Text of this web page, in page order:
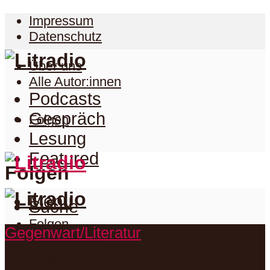
Impressum
Datenschutz
Über uns
Alle Autor:innen
Folgen
Folgen
Folgen
Facebook
Podcasts
Gespräch
Lesung
Featured
Menu
Suche
Podcasts
Gegenwart/Literatur